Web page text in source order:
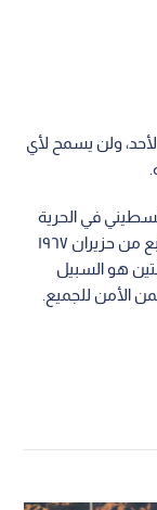
ولن يسمح لأي
في الحرية
والدولة المستقلة ذات السيادة على خطوط الرابع من حزيران ١٩٦٧
هو السبيل
الأمن للجميع.